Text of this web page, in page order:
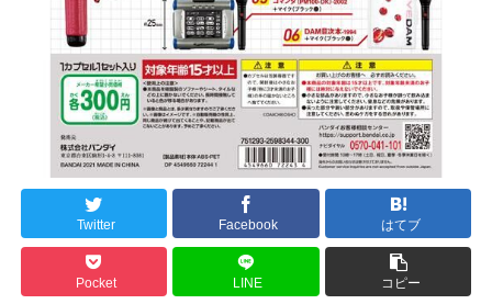
Twitter Facebook はてブ
Pocket LINE コピー